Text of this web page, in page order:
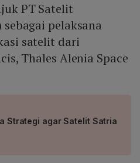
PT Satelit
pelaksana
satelit dari
Thales Alenia Space
Strategi agar Satelit Satria